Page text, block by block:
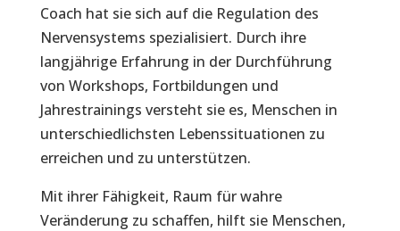
Coach hat sie sich auf die Regulation des
Nervensystems spezialisiert. Durch ihre
langjährige Erfahrung in der Durchführung
von Workshops, Fortbildungen und
Jahrestrainings versteht sie es, Menschen in
unterschiedlichsten Lebenssituationen zu
erreichen und zu unterstützen.
Mit ihrer Fähigkeit, Raum für wahre
Veränderung zu schaffen, hilft sie Menschen,